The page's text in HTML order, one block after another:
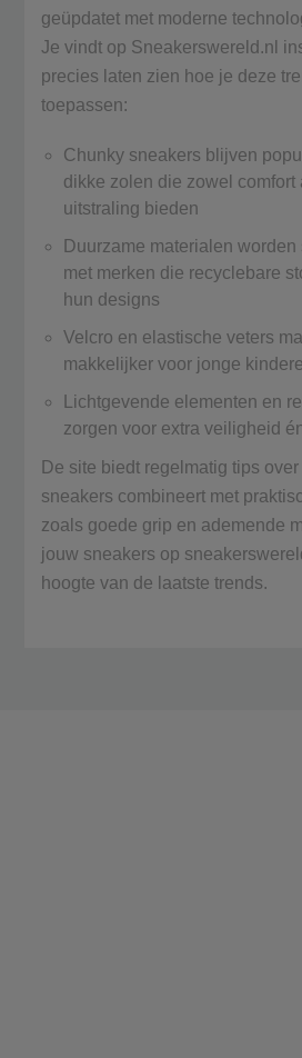
geüpdatet met moderne
Je vindt op Sneakerswereld.nl
precies laten zien hoe je deze
toepassen:
Chunky sneakers blijven
dikke zolen die zowel comfort
uitstraling bieden
Duurzame materialen
met merken die recyclebare
hun designs
Velcro en elastische veters
makkelijker voor jonge
Lichtgevende elementen en
zorgen voor extra veiligheid
De site biedt regelmatig tips
sneakers combineert met
zoals goede grip en ademende
jouw sneakers op
hoogte van de laatste trends.